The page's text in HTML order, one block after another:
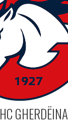
HC GHERDËINA